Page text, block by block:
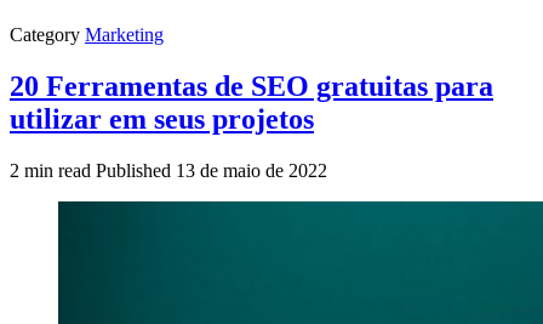
Category Marketing
20 Ferramentas de SEO gratuitas para
utilizar em seus projetos
2 min read Published 13 de maio de 2022